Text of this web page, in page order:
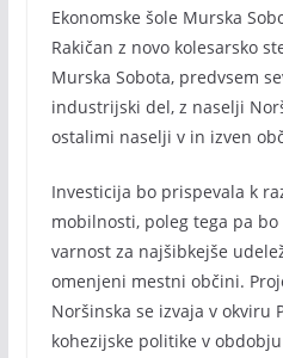
Ekonomske šole Murska
Rakičan z novo kolesarsko
Murska Sobota, predvsem
industrijski del, z naselji
ostalimi naselji v in izven
Investicija bo prispevala k
mobilnosti, poleg tega pa
varnost za najšibkejše
omenjeni mestni občini.
Noršinska se izvaja v okviru
kohezijske politike v